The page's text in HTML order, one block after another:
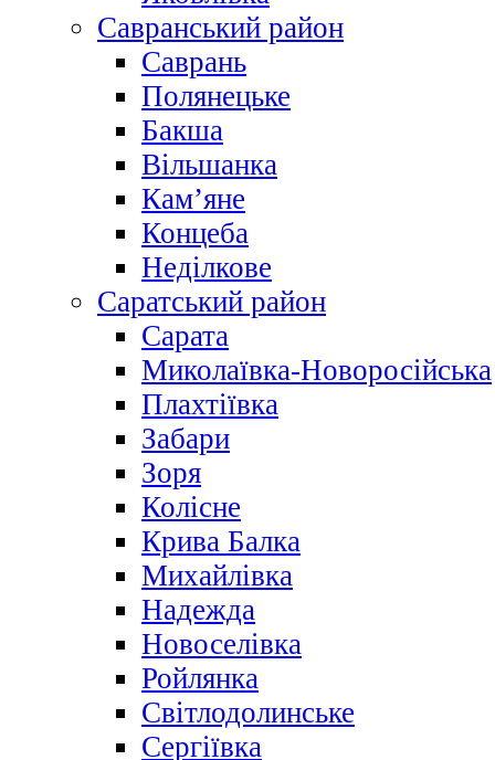
Савранський район
Саврань
Полянецьке
Бакша
Вільшанка
Кам’яне
Концеба
Неділкове
Саратський район
Сарата
Миколаївка-Новоросійська
Плахтіївка
Забари
Зоря
Колісне
Крива Балка
Михайлівка
Надежда
Новоселівка
Ройлянка
Світлодолинське
Сергіївка